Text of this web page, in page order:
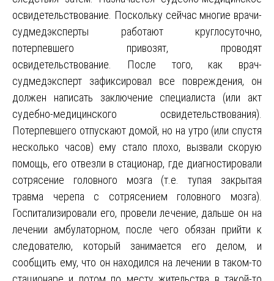
освидетельствование. Поскольку сейчас многие врачи-
судмедэксперты работают круглосуточно,
потерпевшего привозят, проводят
освидетельствование. После того, как врач-
судмедэксперт зафиксировал все повреждения, он
должен написать заключение специалиста (или акт
судебно-медицинского освидетельствования).
Потерпевшего отпускают домой, но на утро (или спустя
несколько часов) ему стало плохо, вызвали скорую
помощь, его отвезли в стационар, где диагностировали
сотрясение головного мозга (т.е. тупая закрытая
травма черепа с сотрясением головного мозга).
Госпитализировали его, провели лечение, дальше он на
лечении амбулаторном, после чего обязан прийти к
следователю, который занимается его делом, и
сообщить ему, что он находился на лечении в таком-то